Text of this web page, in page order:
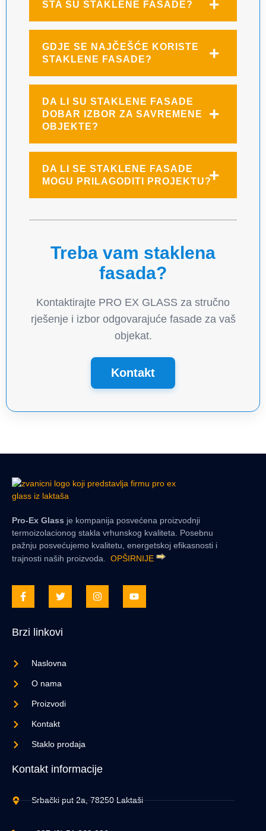
ŠTA SU STAKLENE FASADE?
GDJE SE NAJČEŠĆE KORISTE
STAKLENE FASADE?
DA LI SU STAKLENE FASADE
DOBAR IZBOR ZA SAVREMENE
OBJEKTE?
DA LI SE STAKLENE FASADE
MOGU PRILAGODITI PROJEKTU?
Treba vam staklena
fasada?
Kontaktirajte PRO EX GLASS za stručno
rješenje i izbor odgovarajuće fasade za vaš
objekat.
Kontakt
Pro-Ex Glass je kompanija posvećena proizvodnji
termoizolacionog stakla vrhunskog kvaliteta. Posebnu
pažnju posvećujemo kvalitetu, energetskoj efikasnosti i
trajnosti naših proizvoda. OPŠIRNIJE
Brzi linkovi
Naslovna
O nama
Proizvodi
Kontakt
Staklo prodaja
Kontakt informacije
Srbački put 2a, 78250 Laktaši